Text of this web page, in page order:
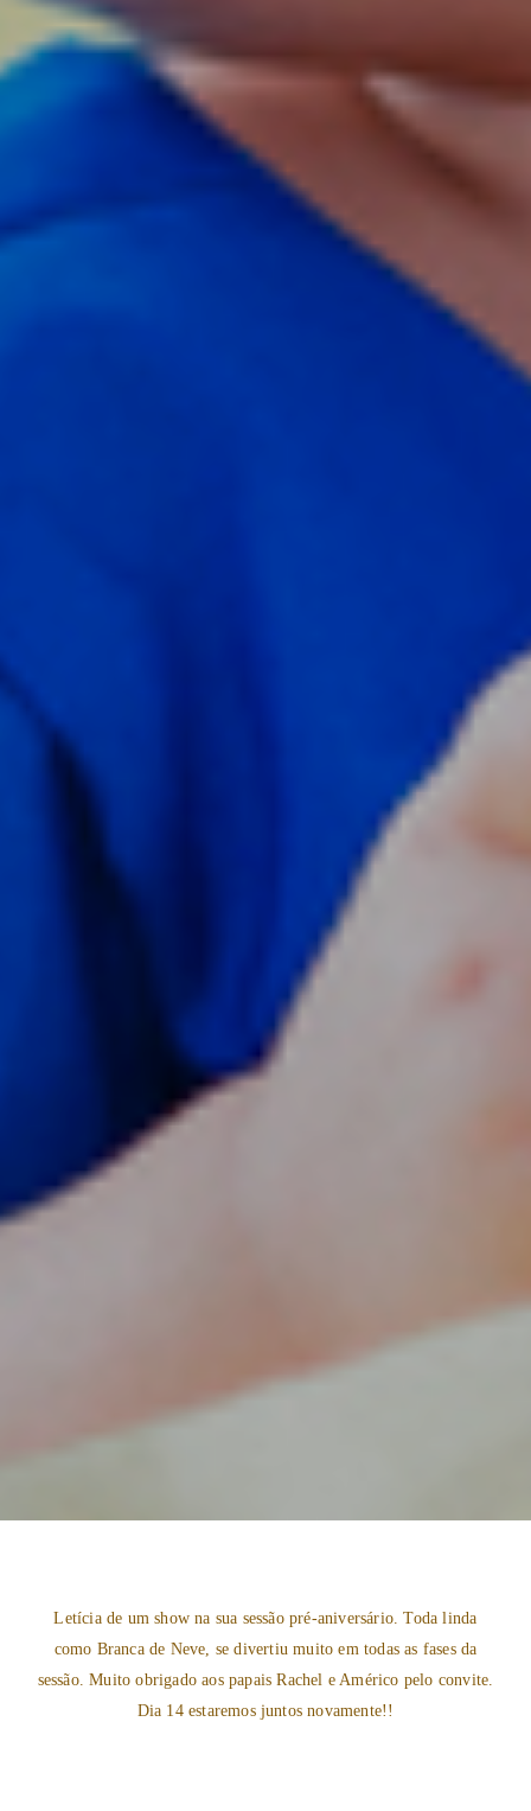
Letícia de um show na sua sessão pré-aniversário. Toda linda
como Branca de Neve, se divertiu muito em todas as fases da
sessão. Muito obrigado aos papais Rachel e Américo pelo convite.
Dia 14 estaremos juntos novamente!!